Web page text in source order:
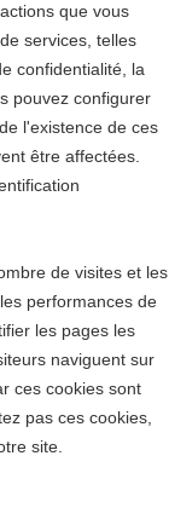
que vous
services, telles
confidentialité, la
pouvez configurer
l'existence de ces
être affectées.
de visites et les
performances de
les pages les
naviguent sur
ces cookies sont
pas ces cookies,
site.